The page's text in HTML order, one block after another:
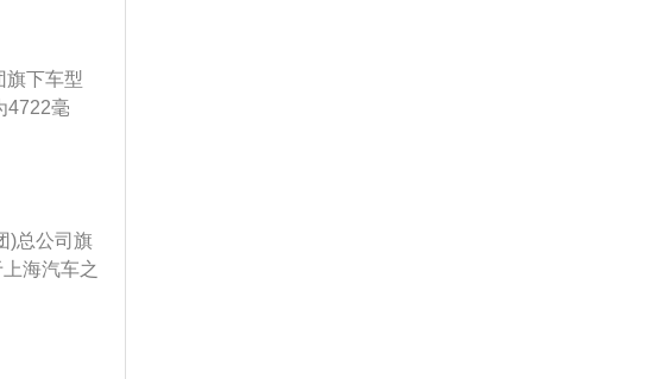
以说，荣
在和未
是“罗
计层面倾
荣威汽
而不缺于
包蕴有自
，弘扬世
化积累，
、威仪
旗下车型
4722毫
、车体重
级市场
利，敢于
台。荣威
是上海汽
为客户
于为客户
)总公司旗
海汽车之